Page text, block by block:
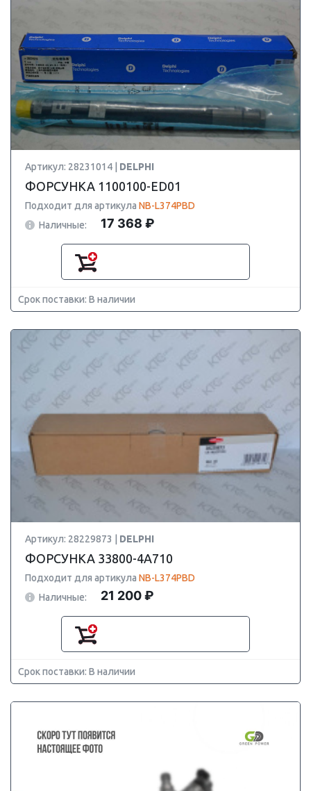
Артикул: 28231014 | DELPHI
ФОРСУНКА 1100100-ED01
Подходит для артикула NB-L374PBD
Наличные:
17 368 ₽
Срок поставки: В наличии
Артикул: 28229873 | DELPHI
ФОРСУНКА 33800-4A710
Подходит для артикула NB-L374PBD
Наличные:
21 200 ₽
Срок поставки: В наличии